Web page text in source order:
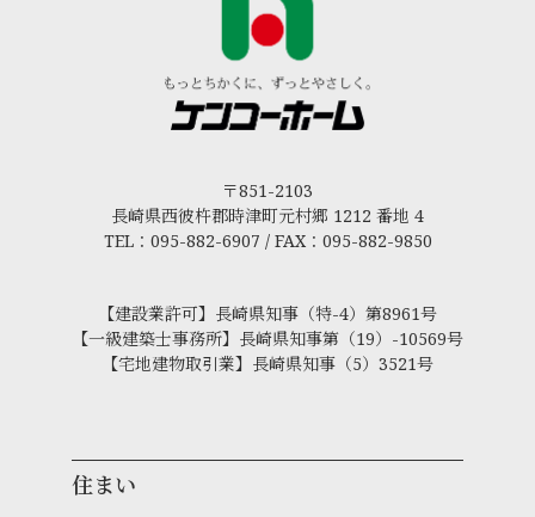
〒851-2103
長崎県西彼杵郡時津町元村郷 1212 番地 4
TEL：095-882-6907 / FAX：095-882-9850
【建設業許可】長崎県知事（特-4）第8961号
【一級建築士事務所】長崎県知事第（19）-10569号
【宅地建物取引業】長崎県知事（5）3521号
住まい